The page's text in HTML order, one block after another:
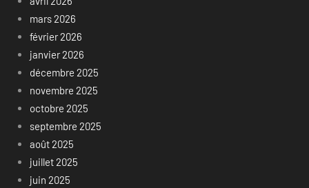
mars 2026
février 2026
janvier 2026
décembre 2025
novembre 2025
octobre 2025
septembre 2025
août 2025
juillet 2025
juin 2025